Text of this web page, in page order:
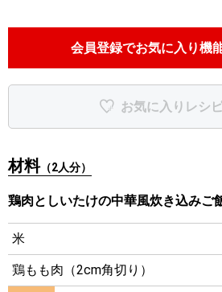
会員登録でお気に入り機
お気に入りレシ
材料（2人分）
鶏肉としいたけの中華風炊き込みご
米
鶏もも肉（2cm角切り）